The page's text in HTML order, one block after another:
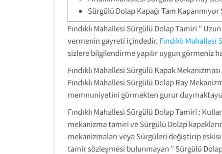
Sürgülü Dolap Kapağı Tam
Fındıklı Mahallesi Sürgülü Dolap Tamiri ”
vermenin gayreti içindedir. Fındıklı
sizlere bilgilendirme yapılır uygun görmeniz
Fındıklı Mahallesi Sürgülü Kapak
Fındıklı Mahallesi Sürgülü Dolap Ray
memnuniyetini görmekten gurur
Fındıklı Mahallesi Sürgülü Dolap Tamiri :
mekanizma tamiri ve Sürgülü Dolap
mekanizmaları veya Sürgüleri değiştirip
tamir sözleşmesi bulunmayan ” Sürgülü